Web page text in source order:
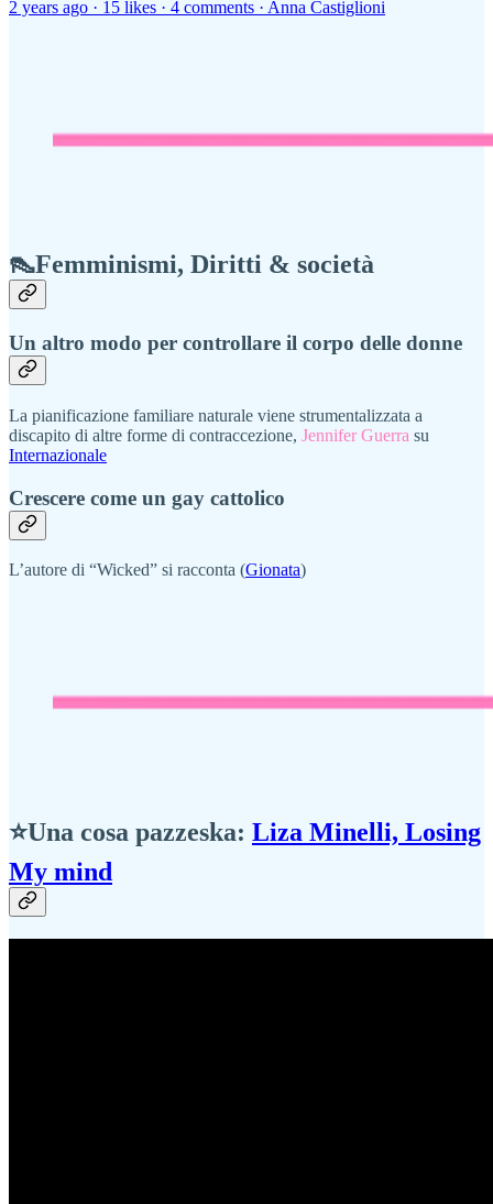
2 years ago · 15 likes · 4 comments · Anna Castiglioni
👠Femminismi, Diritti & società
Un altro modo per controllare il corpo delle donne
La pianificazione familiare naturale viene strumentalizzata a
discapito di altre forme di contraccezione, Jennifer Guerra su
Internazionale
Crescere come un gay cattolico
L’autore di “Wicked” si racconta (Gionata)
⭐Una cosa pazzeska: Liza Minelli, Losing
My mind